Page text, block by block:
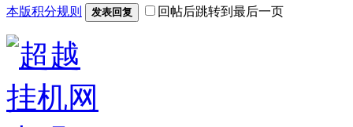
本版积分规则 发表回复 回帖后跳转到最后一页